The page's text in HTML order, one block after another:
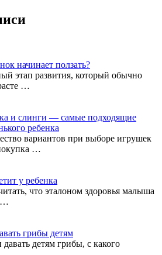
начинает ползать?
этап развития, который обычно
…
и слинги — самые подходящие
ребенка
вариантов при выборе игрушек
…
у ребенка
что эталоном здоровья малыша
…
грибы детям
детям грибы, с какого